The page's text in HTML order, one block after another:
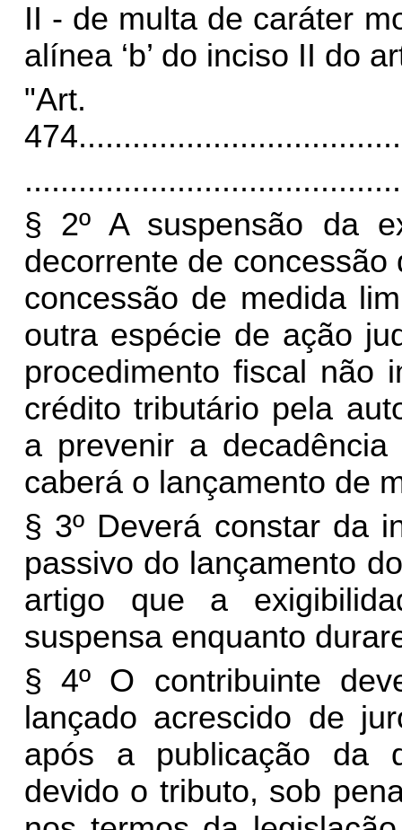
II - de multa de caráter
alínea ‘b’ do inciso II do
"Art.
474
§ 2º A suspensão da
decorrente de
concessão de medida
outra espécie de ação
procedimento fiscal não
crédito tributário pela
a prevenir a
caberá o lançamento de
§ 3º Deverá constar da
passivo do lançamento
artigo que a
suspensa enquanto
§ 4º O contribuinte
lançado acrescido de
após a publicação da
devido o tributo, sob